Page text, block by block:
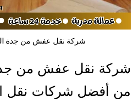
شركة نقل عفش من جدة
شركة نقل عفش من جدة
من أفضل شركات نقل